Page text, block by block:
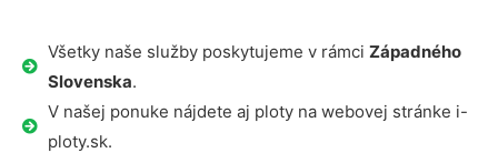
Všetky naše služby poskytujeme v rámci Západného
Slovenska.
V našej ponuke nájdete aj ploty na webovej stránke i-
ploty.sk.